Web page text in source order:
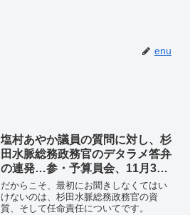
enu
塩村あやか議員の質問に対し、杉
田水脈総務政務官のデタラメ答弁
の連発…参・予算員会、11月30
日
だからこそ、最初にお聞きしなくてはい
けないのは、杉田水脈総務政務官の資
質、そして任命責任についてです。